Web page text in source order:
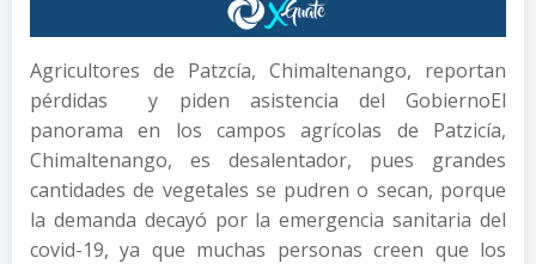
Agricultores de Patzcía, Chimaltenango, reportan
pérdidas y piden asistencia del GobiernoEl
panorama en los campos agrícolas de Patzicía,
Chimaltenango, es desalentador, pues grandes
cantidades de vegetales se pudren o secan, porque
la demanda decayó por la emergencia sanitaria del
covid-19, ya que muchas personas creen que los